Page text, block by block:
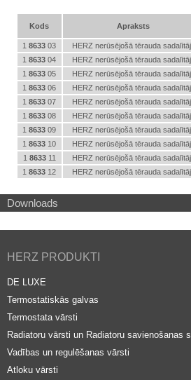
Kods Apraksts
1 8633 03 HERZ nerūsējošā tērauda
1 8633 04 HERZ nerūsējošā tērauda
1 8633 05 HERZ nerūsējošā tērauda
1 8633 06 HERZ nerūsējošā tērauda
1 8633 07 HERZ nerūsējošā tērauda
1 8633 08 HERZ nerūsējošā tērauda
1 8633 09 HERZ nerūsējošā tērauda
1 8633 10 HERZ nerūsējošā tērauda
1 863311 HERZ nerūsējošā tērauda
1 8633 12 HERZ nerūsējošā tērauda
Downloads
HERZ PRODUKTI
DE LUXE
Termostatiskās galvas
Termostata vārsti
Radiatoru vārsti un Radiatoru savienošanas
Vadības un regulēšanas vārsti
Atloku vārsti